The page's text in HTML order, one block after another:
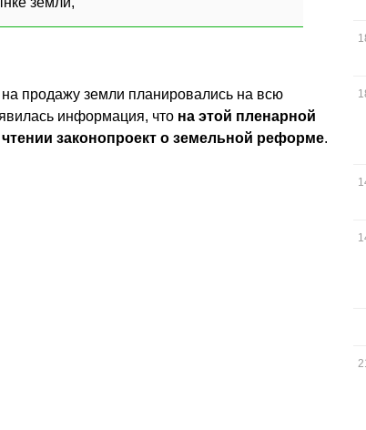
продажу земли планировались на всю
информация, что на этой пленарной
законопроект о земельной реформе.